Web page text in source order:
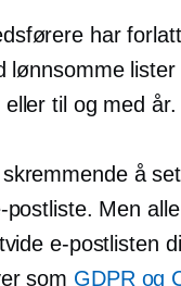
har
lønnsomme
til og med år.
å
postliste. Men
e-postlisten
som GDPR og